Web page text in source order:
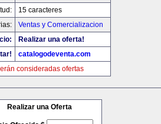
15 caracteres
Ventas y Comercializacion
Realizar una oferta!
catalogodeventa.com
consideradas ofertas
Realizar una Oferta